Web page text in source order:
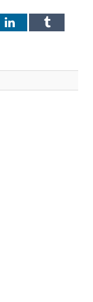
LinkedInTumblr